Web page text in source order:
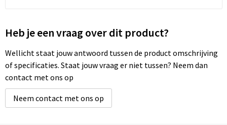
Heb je een vraag over dit product?
Wellicht staat jouw antwoord tussen de product omschrijving
of specificaties. Staat jouw vraag er niet tussen? Neem dan
contact met ons op
Neem contact met ons op